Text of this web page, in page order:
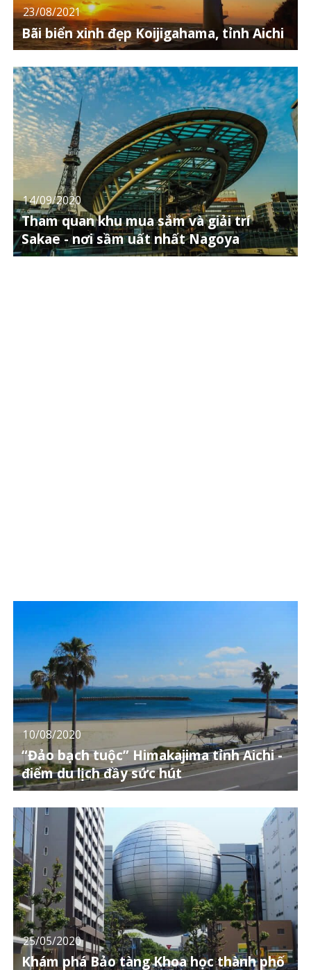
23/08/2021
Bãi biển xinh đẹp Koijigahama, tỉnh Aichi
14/09/2020
Tham quan khu mua sắm và giải trí
Sakae - nơi sầm uất nhất Nagoya
10/08/2020
“Đảo bạch tuộc” Himakajima tỉnh Aichi -
điểm du lịch đầy sức hút
25/05/2020
Khám phá Bảo tàng Khoa học thành phố